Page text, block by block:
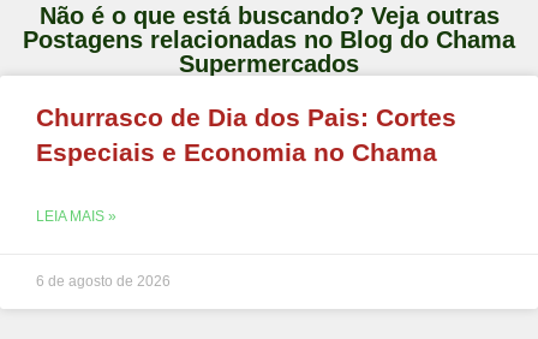
Não é o que está buscando? Veja outras
Postagens relacionadas no Blog do Chama
Supermercados
Churrasco de Dia dos Pais: Cortes
Especiais e Economia no Chama
LEIA MAIS »
6 de agosto de 2026